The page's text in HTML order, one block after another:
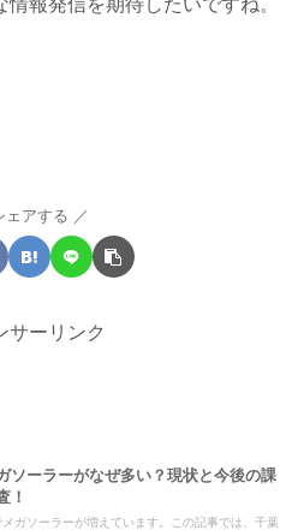
ェアする
サーリンク
ソーラーがなぜ多い？現状と今後の課
！
ガソーラーが増えています。この記事では、千葉